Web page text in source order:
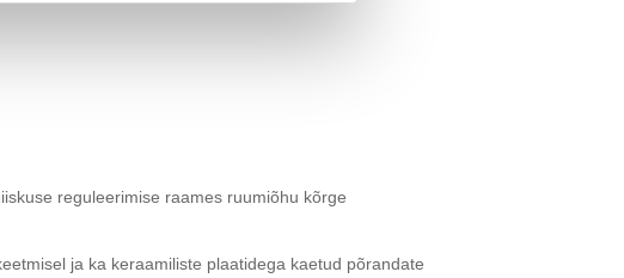
reguleerimise raames ruumiõhu kõrge
ja ka keraamiliste plaatidega kaetud põrandate